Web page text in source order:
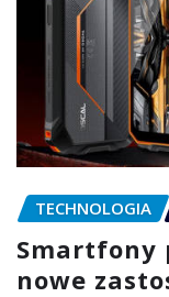
TECHNOLOGIA
Smartfony
nowe